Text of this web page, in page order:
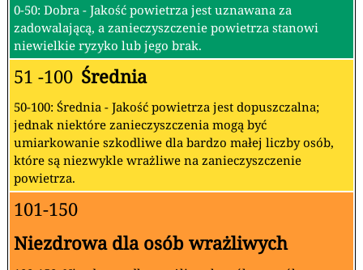
0-50: Dobra - Jakość powietrza jest uznawana za
zadowalającą, a zanieczyszczenie powietrza stanowi
niewielkie ryzyko lub jego brak.
51 -100 Średnia
50-100: Średnia - Jakość powietrza jest dopuszczalna;
jednak niektóre zanieczyszczenia mogą być
umiarkowanie szkodliwe dla bardzo małej liczby osób,
które są niezwykle wrażliwe na zanieczyszczenie
powietrza.
101-150
Niezdrowa dla osób wrażliwych